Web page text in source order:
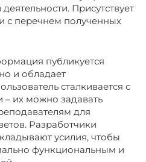
Присутствует
с перечнем полученных
публикуется
и обладает
сталкивается с
их можно задавать
для
Разработчики
усилия, чтобы
функциональным и